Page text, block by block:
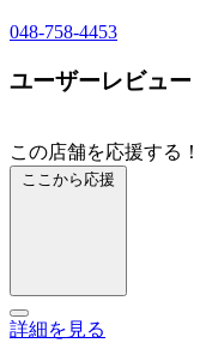
048-758-4453
ユーザーレビュー
この店舗を応援する！
ここから応援
詳細を見る